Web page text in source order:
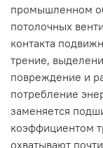
промышленном
потолочных
контакта
трение,
повреждение и
потребление
заменяется
коэффициентом
охватывают